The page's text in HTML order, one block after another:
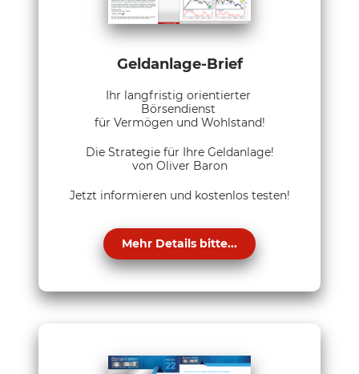
Geldanlage-Brief
Ihr langfristig orientierter
Börsendienst
für Vermögen und Wohlstand!
Die Strategie für Ihre Geldanlage!
von Oliver Baron
Jetzt informieren und kostenlos testen!
Mehr Details bitte...